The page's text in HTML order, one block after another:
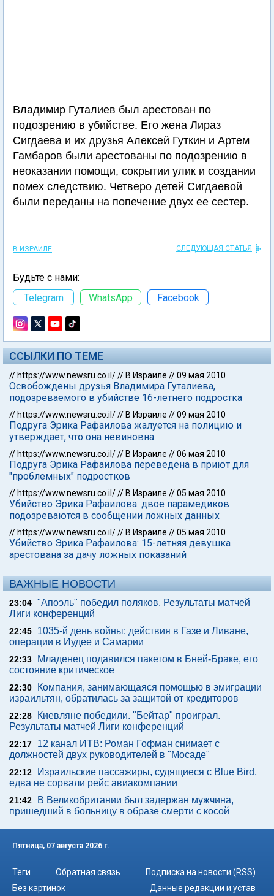
Владимир Гуталиев был арестован по
подозрению в убийстве. Его жена Лираз
Сигдаева и их друзья Алексей Гуткин и Артем
Гамбаров были арестованы по подозрению в
неоказании помощи, сокрытии улик и создании
помех следствию. Четверо детей Сигдаевой
были переданы на попечение двух ее сестер.
В ИЗРАИЛЕ СЛЕДУЮЩАЯ СТАТЬЯ
Будьте с нами:
Telegram
WhatsApp Facebook
ССЫЛКИ ПО ТЕМЕ
// https://www.newsru.co.il/// В Израиле //09 мая 2010
Освобождены друзья Владимира Гуталиева,
подозреваемого в убийстве 16-летнего подростка
// https://www.newsru.co.il/// В Израиле //09 мая 2010
Подруга Эрика Рафаилова жалуется на полицию и
утверждает, что она невиновна
// https://www.newsru.co.il/// В Израиле //06 мая 2010
Подруга Эрика Рафаилова переведена в приют для
"проблемных" подростков
// https://www.newsru.co.il/// В Израиле //05 мая 2010
Убийство Эрика Рафаилова: двое парамедиков
подозреваются в сообщении ложных данных
// https://www.newsru.co.il/// В Израиле //05 мая 2010
Убийство Эрика Рафаилова: 15-летняя девушка
арестована за дачу ложных показаний
ВАЖНЫЕ НОВОСТИ
23:04 "Апоэль" победил поляков. Результаты матчей
Лиги конференций
22:45
1035-й день войны: действия в Газе и Ливане,
операции в Иудее и Самарии
22:33
Младенец подавился пакетом в Бней-Браке, его
состояние критическое
22:30
Компания, занимающаяся помощью в эмиграции
израильтян, обратилась за защитой от кредиторов
22:28
Киевляне победили. "Бейтар" проиграл.
Результаты матчей Лиги конференций
22:17
12 канал ИТВ: Роман Гофман снимает с
должностей двух руководителей в "Мосаде"
22:12
Израильские пассажиры, судящиеся с Blue Bird,
едва не сорвали рейс авиакомпании
21:42
В Великобритании был задержан мужчина,
пришедший в больницу в образе смерти с косой
Пятница, 07 августа 2026 г.
Теги Обратная связь
Подписка на новости (RSS)
Без картинок
Данные редакции и устав